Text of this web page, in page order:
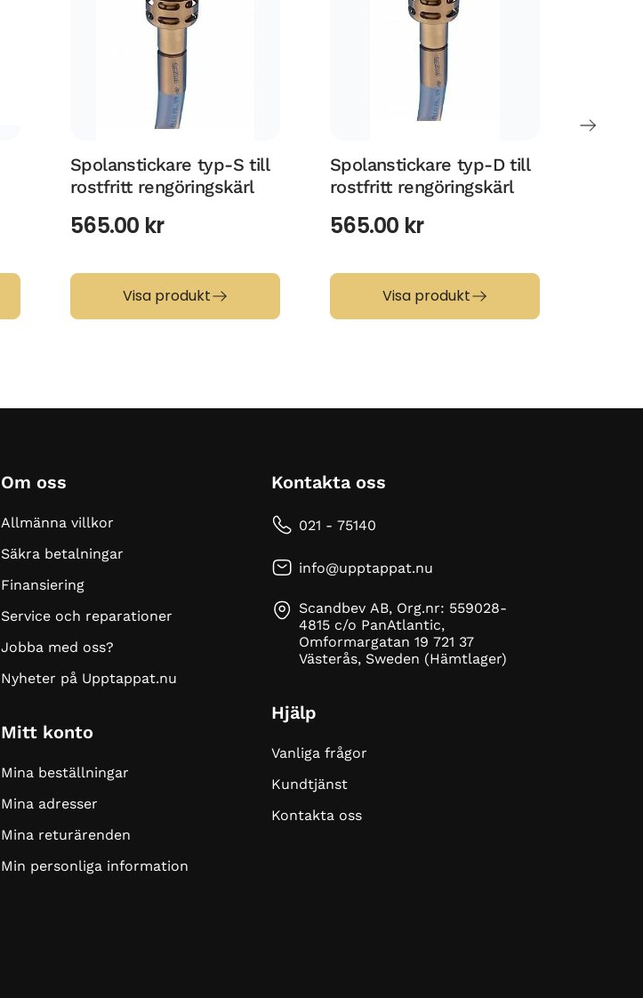
Spolanstickare typ-S till
rostfritt rengöringskärl
565.00 kr
Visa produkt
Spolanstickare typ-D till
rostfritt rengöringskärl
565.00 kr
Visa produkt
Om oss
Allmänna villkor
Säkra betalningar
Finansiering
Service och reparationer
Jobba med oss?
Nyheter på Upptappat.nu
Mitt konto
Mina beställningar
Mina adresser
Mina returärenden
Min personliga information
Kontakta oss
021 - 75140
info@upptappat.nu
Scandbev AB, Org.nr: 559028-
4815 c/o PanAtlantic,
Omformargatan 19 721 37
Västerås, Sweden (Hämtlager)
Hjälp
Vanliga frågor
Kundtjänst
Kontakta oss